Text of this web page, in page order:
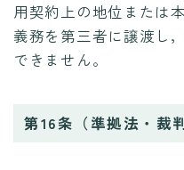
用契約上の地位または
義務を第三者に譲渡し
できません。
第16条（準拠法・裁